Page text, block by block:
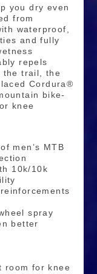
you dry even
from
waterproof,
and fully
repels
the trail, the
Cordura®
bike-
knee
men’s MTB
10k/10k
spray
better
room for knee